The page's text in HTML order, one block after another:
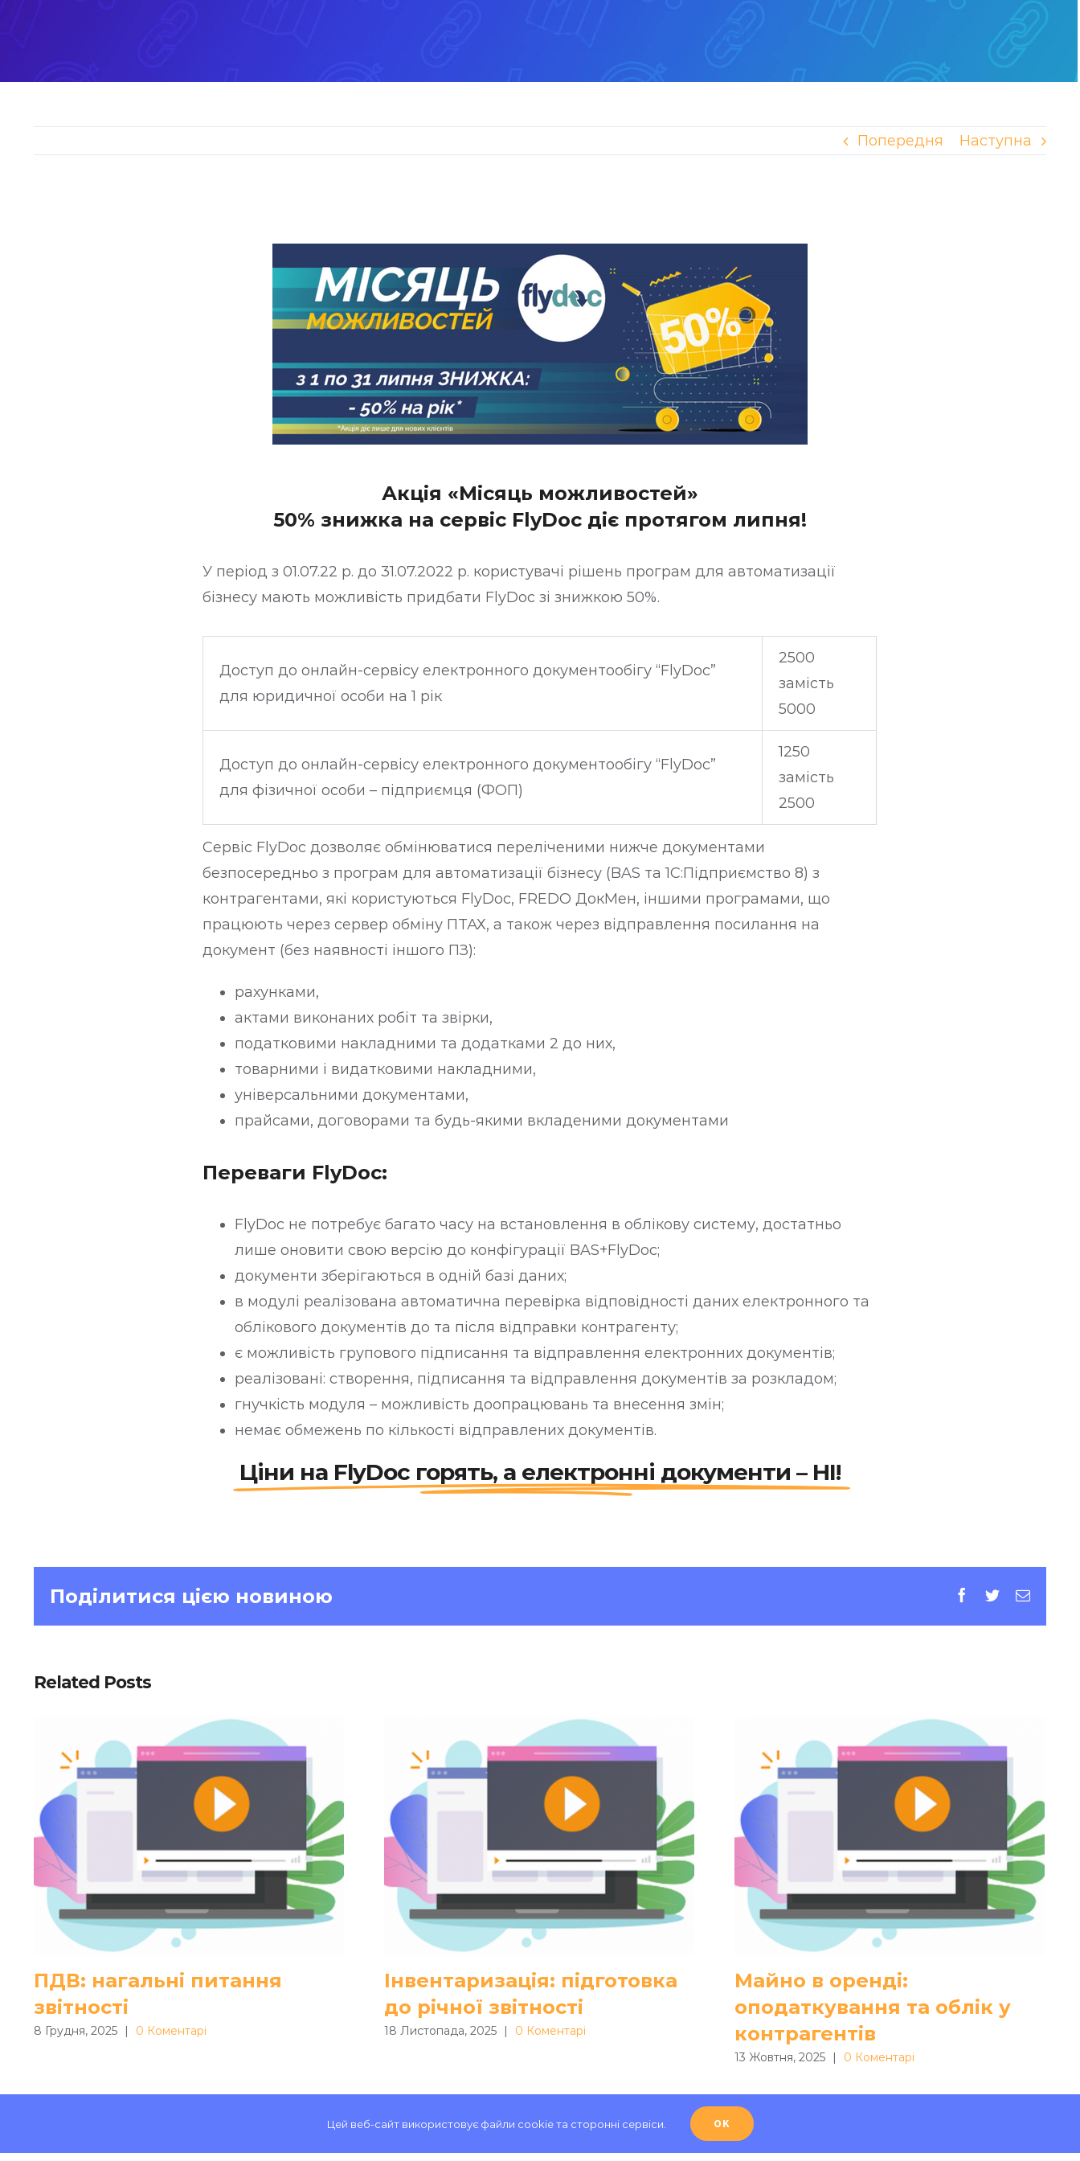
Попередня Наступна
Акція «Місяць можливостей»
50% знижка на сервіс FlyDoc діє протягом липня!
У період з 01.07.22 р. до 31.07.2022 р. користувачі рішень програм для автоматизації
бізнесу мають можливість придбати FlyDoc зі знижкою 50%.
Доступ до онлайн-сервісу електронного документообігу “FlyDoc”
для юридичної особи на 1 рік
2500
замість
5000
Доступ до онлайн-сервісу електронного документообігу “FlyDoc”
для фізичної особи – підприємця (ФОП)
1250
замість
2500
Сервіс FlyDoc дозволяє обмінюватися переліченими нижче документами
безпосередньо з програм для автоматизації бізнесу (BAS та 1С:Підприємство 8) з
контрагентами, які користуються FlyDoc, FREDO ДокМен, іншими програмами, що
працюють через сервер обміну ПТАХ, а також через відправлення посилання на
документ (без наявності іншого ПЗ):
рахунками,
актами виконаних робіт та звірки,
податковими накладними та додатками 2 до них,
товарними і видатковими накладними,
універсальними документами,
прайсами, договорами та будь-якими вкладеними документами
Переваги FlyDoc:
FlyDoc не потребує багато часу на встановлення в облікову систему, достатньо
лише оновити свою версію до конфігурації BAS+FlyDoc;
документи зберігаються в одній базі даних;
в модулі реалізована автоматична перевірка відповідності даних електронного та
облікового документів до та після відправки контрагенту;
є можливість групового підписання та відправлення електронних документів;
реалізовані: створення, підписання та відправлення документів за розкладом;
гнучкість модуля – можливість доопрацювань та внесення змін;
немає обмежень по кількості відправлених документів.
Ціни на FlyDoc горять, а електронні документи – НІ!
Поділитися цією новиною facebook
twitterE-
Related Posts
ПДВ: нагальні питання
звітності
8 Грудня, 2025 | 0 Коментарі
Інвентаризація: підготовка
до річної звітності
18 Листопада, 2025 | 0 Коментарі
Майно в оренді:
оподаткування та облік у
контрагентів
13 Жовтня, 2025 | 0 Коментарі
Цей веб-сайт використовує файли cookie та сторонні сервіси. OK